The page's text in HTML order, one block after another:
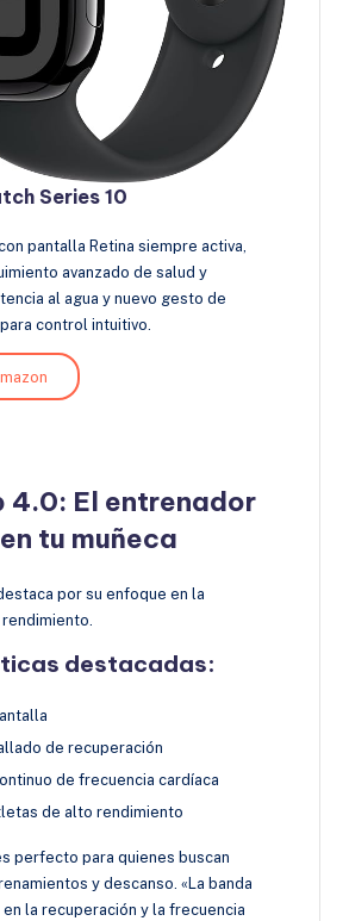
Series 10
pantalla Retina siempre activa,
avanzado de salud y
al agua y nuevo gesto de
control intuitivo.
4.0: El entrenador
tu muñeca
por su enfoque en la
destacadas:
de recuperación
de frecuencia cardíaca
de alto rendimiento
perfecto para quienes buscan
y descanso. «La banda
la recuperación y la frecuencia